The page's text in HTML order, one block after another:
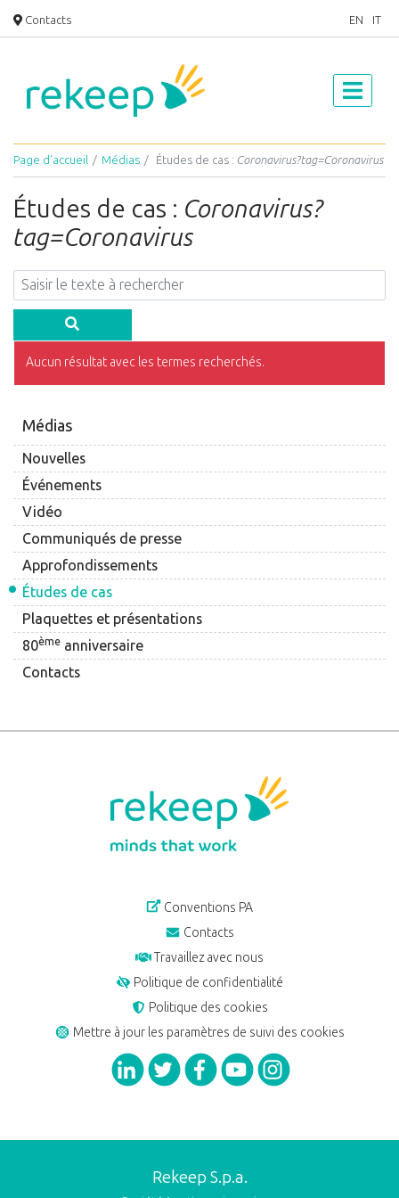
Contacts EN IT
Page d’accueil Médias Études de cas : Coronavirus?tag=Coronavirus
Médias
Nouvelles
Événements
Vidéo
Communiqués de presse
Approfondissements
Études de cas
Plaquettes et présentations
80ème anniversaire
Contacts
Études de cas : Coronavirus?
tag=Coronavirus
Aucun résultat avec les termes recherchés.
Conventions PA
Contacts
Travaillez avec nous
Politique de confidentialité
Politique des cookies
Mettre à jour les paramètres de suivi des cookies
Rekeep S.p.a.